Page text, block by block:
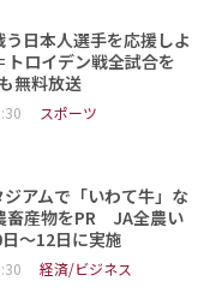
日本人選手を応援しよ
ロイデン戦全試合を
無料放送
スポーツ
ジアムで「いわて牛」な
畜産物をPR JA全農い
～12日に実施
経済/ビジネス